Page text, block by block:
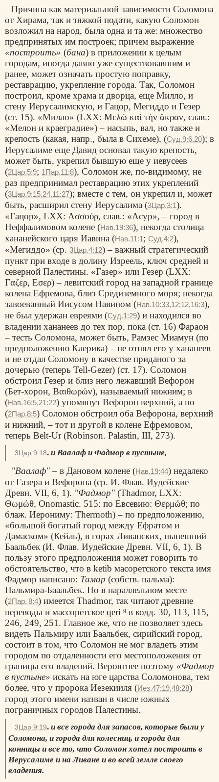
Причина как материальной зависимости Соломона
от Хирама, так и тяжкой подати, какую Соломон
возложил на народ, была одна и та же: множество
предпринятых им построек; причем выражение
«построить» (бана) в приложении к целым
городам, иногда давно уже существовавшим и
ранее, может означать простую поправку,
реставрацию, укрепление города. Так, Соломон
построил, кроме храма и дворца, еще Милло, и
стену Иерусалимскую, и Гацор, Мегиддо и Гезер
(ст. 15). «Милло» (LXX: Μελὼ καὶ τὴν ἄκραν, слав.:
«Мелон и краеградие») – насыпь, вал, но также и
крепость (какая, напр., была в Сихеме), (Суд.9:6,20); в
Иерусалиме еще Давид основал такую крепость,
может быть, укрепил бывшую еще у иевусеев
(2Цар.5:9; 1Пар.11:8), Соломон же, по-видимому, не
раз предпринимал реставрацию этих укреплений
(3Цар.9:15,24,11:27); вместе с тем, он укрепил и, может
быть, расширил стену Иерусалима (3Цар.3:1).
«Гацор», LXX: Ασσούρ, слав.: «Асур», – город в
Неффалимовом колене (Нав.19:36), некогда столица
хананейского царя Иавина (Нав.11:1; Суд.4:2),
«Мегиддо» (ср. 3Цар.4:12) – важный стратегический
пункт при входе в долину Изреель, ключ средней и
северной Палестины. «Газер» или Гезер (LXX:
Γαζερ, Εσερ) – левитский город на западной границе
колена Ефремова, близ Средиземного моря; некогда
завоеванный Иисусом Навином (Нав.10:33,12:12,16:3),
не был удержан евреями (Суд.1:29) и находился во
владении хананеев до тех пор, пока (ст. 16) Фараон
– тесть Соломона, может быть, Рамзес Миамун (по
предположению Клерика) – не отнял его у хананеев
и не отдал Соломону в качестве приданого за
дочерью (теперь Tell-Gezer) (ст. 17). Соломон
обстроил Гезер и близ него лежавший Вефорон
(Бет-хорон, Βαιθωρών), называемый нижним; в
(Нав.16:5,21:22) упомянут Вефорон верхний, а по
(2Пар.8:5) Соломон обстроил оба Вефорона, верхний
и нижний, – тот и другой в колене Ефремовом,
теперь Belt-Ur (Robinson. Palastin, III, 273).
3Цар.9:18. и Ваалаф и Фадмор в пустыне,
"Ваалаф"– в Дановом колене (Нав.19:44) недалеко
от Газера и Вефорона (ср. И. Флав. Иудейские
Древн. VII, 6, 1). "Фадмор" (Thadmor, LXX:
Θωμώθ, Onomastic. 515: по Евсевию: Θερμώθ; по
блаж. Иерониму: Thermoth) – по предположению,
«большой богатый город между Ефратом и
Дамаском» (Кейль), в горах Ливанских, нынешний
Баальбек (И. Флав. Иудейские Древн. VII, 6, 1). В
пользу этого предположения может говорить то
обстоятельство, что в ketib масоретского текста имя
Фадмор написано: Тамар (собств. пальма):
Пальмира-Баальбек. Но в параллельном месте
(2Пар. 8:4) имеется Тhadmor, так читают древние
переводы и массоретское qeri 9 в кодд. 30, 113, 115,
246, 249, 251. Главное же, что не позволяет здесь
видеть Пальмиру или Баальбек, сирийский город,
состоит в том, что Соломон не мог владеть этим
городом по отдаленности его местоположения от
границы его владений. Вероятнее поэтому «Фадмор
в пустыне» искать на юге царства Соломонова, тем
более, что у пророка Иезекииля (Иез.47:19,48:28)
город этого имени назван в числе южных
пограничных городов Палестины.
3Цар.9:19. и все города для запасов, которые были у
Соломона, и города для колесниц, и города для
конницы и все то, что Соломон хотел построить в
Иерусалиме и на Ливане и во всей земле своего
владения.